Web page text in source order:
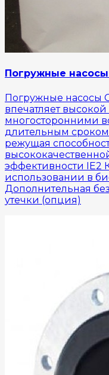
Погружные насосы
Погружные насосы
впечатляет
многосторонними
длительным
режущая
эффективности IE2
использовании в
Дополнительная
утечки (опция)